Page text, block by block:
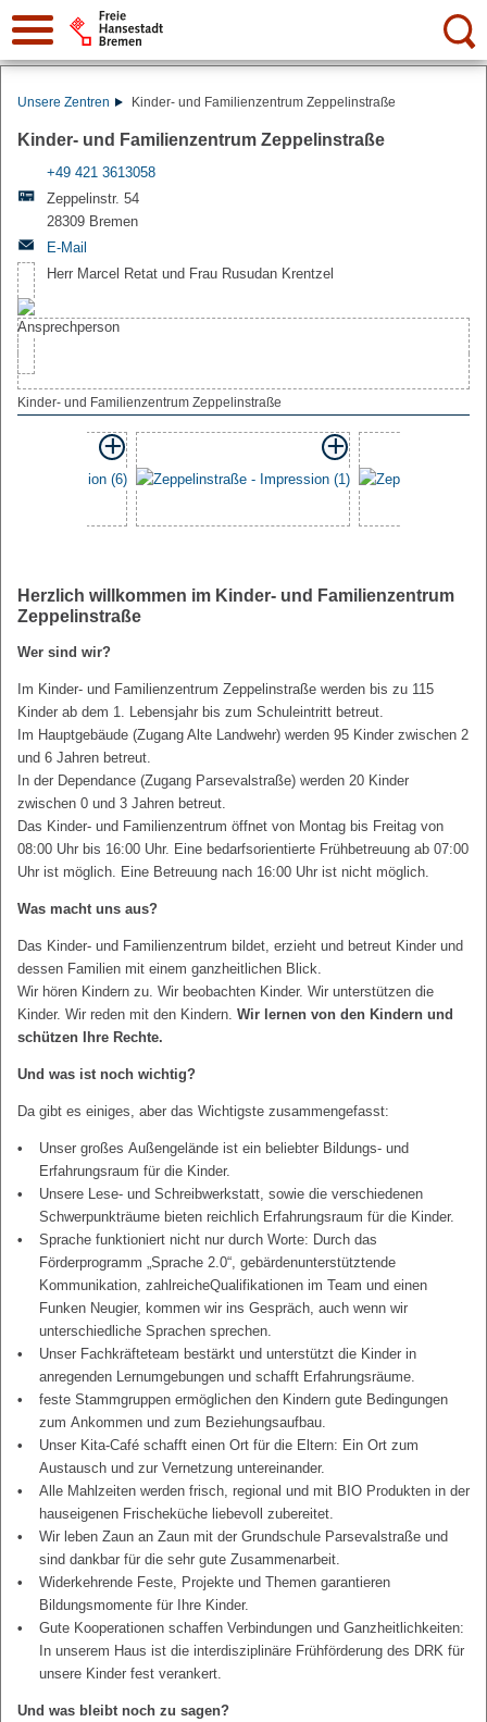
Suche:
Unsere Zentren Kinder- und Familienzentrum Zeppelinstraße
Kinder- und Familienzentrum Zeppelinstraße
+49 421 3613058
Zeppelinstr. 54
28309 Bremen
E-Mail
Herr Marcel Retat und Frau Rusudan Krentzel
Kinder- und Familienzentrum Zeppelinstraße
Herzlich willkommen im Kinder- und Familienzentrum
Zeppelinstraße
Wer sind wir?
Im Kinder- und Familienzentrum Zeppelinstraße werden bis zu 115
Kinder ab dem 1. Lebensjahr bis zum Schuleintritt betreut.
Im Hauptgebäude (Zugang Alte Landwehr) werden 95 Kinder zwischen 2
und 6 Jahren betreut.
In der Dependance (Zugang Parsevalstraße) werden 20 Kinder
zwischen 0 und 3 Jahren betreut.
Das Kinder- und Familienzentrum öffnet von Montag bis Freitag von
08:00 Uhr bis 16:00 Uhr. Eine bedarfsorientierte Frühbetreuung ab 07:00
Uhr ist möglich. Eine Betreuung nach 16:00 Uhr ist nicht möglich.
Was macht uns aus?
Das Kinder- und Familienzentrum bildet, erzieht und betreut Kinder und
dessen Familien mit einem ganzheitlichen Blick.
Wir hören Kindern zu. Wir beobachten Kinder. Wir unterstützen die
Kinder. Wir reden mit den Kindern. Wir lernen von den Kindern und
schützen Ihre Rechte.
Und was ist noch wichtig?
Da gibt es einiges, aber das Wichtigste zusammengefasst:
Unser großes Außengelände ist ein beliebter Bildungs- und
Erfahrungsraum für die Kinder.
Unsere Lese- und Schreibwerkstatt, sowie die verschiedenen
Schwerpunkträume bieten reichlich Erfahrungsraum für die Kinder.
Sprache funktioniert nicht nur durch Worte: Durch das
Förderprogramm „Sprache 2.0“, gebärdenunterstütztende
Kommunikation, zahlreicheQualifikationen im Team und einen
Funken Neugier, kommen wir ins Gespräch, auch wenn wir
unterschiedliche Sprachen sprechen.
Unser Fachkräfteteam bestärkt und unterstützt die Kinder in
anregenden Lernumgebungen und schafft Erfahrungsräume.
feste Stammgruppen ermöglichen den Kindern gute Bedingungen
zum Ankommen und zum Beziehungsaufbau.
Unser Kita-Café schafft einen Ort für die Eltern: Ein Ort zum
Austausch und zur Vernetzung untereinander.
Alle Mahlzeiten werden frisch, regional und mit BIO Produkten in der
hauseigenen Frischeküche liebevoll zubereitet.
Wir leben Zaun an Zaun mit der Grundschule Parsevalstraße und
sind dankbar für die sehr gute Zusammenarbeit.
Widerkehrende Feste, Projekte und Themen garantieren
Bildungsmomente für Ihre Kinder.
Gute Kooperationen schaffen Verbindungen und Ganzheitlichkeiten:
In unserem Haus ist die interdisziplinäre Frühförderung des DRK für
unsere Kinder fest verankert.
Und was bleibt noch zu sagen?